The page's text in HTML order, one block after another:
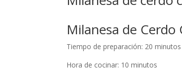
Milanesa de
Tiempo de preparación: 20 minutos
Hora de cocinar: 10 minutos